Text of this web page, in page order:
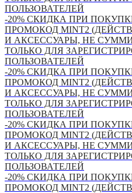
ПОЛЬЗОВАТЕЛЕЙ
-20% СКИДКА ПРИ
ПРОМОКОД MINT2
И АКСЕССУАРЫ, НЕ
ТОЛЬКО ДЛЯ
ПОЛЬЗОВАТЕЛЕЙ
-20% СКИДКА ПРИ
ПРОМОКОД MINT2
И АКСЕССУАРЫ, НЕ
ТОЛЬКО ДЛЯ
ПОЛЬЗОВАТЕЛЕЙ
-20% СКИДКА ПРИ
ПРОМОКОД MINT2
И АКСЕССУАРЫ, НЕ
ТОЛЬКО ДЛЯ
ПОЛЬЗОВАТЕЛЕЙ
-20% СКИДКА ПРИ
ПРОМОКОД MINT2